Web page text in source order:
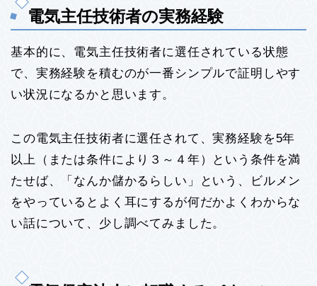
電気主任技術者の実務経験
基本的に、電気主任技術者に選任されている状態
で、実務経験を積むのが一番シンプルで証明しやす
い状況になるかと思います。
この電気主任技術者に選任されて、実務経験を5年
以上（または条件により３～４年）という条件を満
たせば、「なんか儲かるらしい」という、ビルメン
をやっているとよく耳にするが何だかよくわからな
い話について、少し調べてみました。